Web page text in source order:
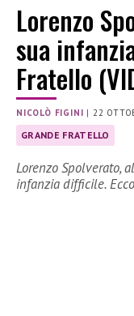
Lorenzo
sua
Fratello
NICOLÒ FIGINI | 22
GRANDE FRATELLO
Lorenzo Spolverato,
infanzia difficile.